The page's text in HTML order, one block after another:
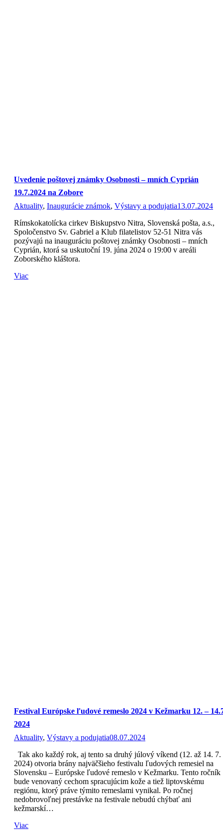
Uvedenie poštovej známky Osobnosti – mních Cyprián
19.7.2024 na Zobore
Aktuality, Inaugurácie známok, Výstavy a podujatia13.07.2024
Rímskokatolícka cirkev Biskupstvo Nitra, Slovenská pošta, a.s.,
Spoločenstvo Sv. Gabriel a Klub filatelistov 52-51 Nitra vás
pozývajú na inauguráciu poštovej známky Osobnosti – mních
Cyprián, ktorá sa uskutoční 19. júna 2024 o 19:00 v areáli
Zoborského kláštora.
Viac
Festival Európske ľudové remeslo 2024 v Kežmarku 12. –
2024
Aktuality, Výstavy a podujatia08.07.2024
Tak ako každý rok, aj tento sa druhý júlový víkend (12. až 14. 7.
2024) otvoria brány najväčšieho festivalu ľudových remesiel na
Slovensku – Európske ľudové remeslo v Kežmarku. Tento ročník
bude venovaný cechom spracujúcim kože a tiež liptovskému
regiónu, ktorý práve týmito remeslami vynikal. Po ročnej
nedobrovoľnej prestávke na festivale nebudú chýbať ani
kežmarskí…
Viac